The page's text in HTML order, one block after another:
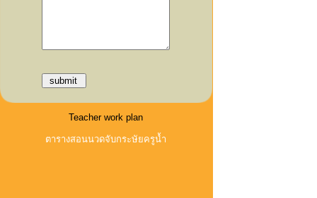
Teacher work plan
ตารางสอนนวดจับกระษัยครูน้ำ